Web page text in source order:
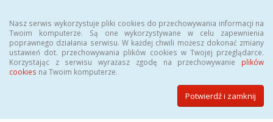
Nasz serwis wykorzystuje pliki cookies do przechowywania informacji na
Twoim komputerze. Są one wykorzystywane w celu zapewnienia
poprawnego działania serwisu. W każdej chwili możesz dokonać zmiany
ustawień dot. przechowywania plików cookies w Twojej przeglądarce.
Korzystając z serwisu wyrażasz zgodę na przechowywanie plików
cookies na Twoim komputerze.
Potwierdź i zamknij
BIULETYN INFORMACJI PUBLICZNEJ
Urzędu Miasta Opola